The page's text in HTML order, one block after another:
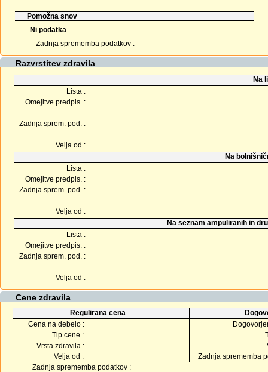
Pomožna snov
Ni podatka
Zadnja sprememba podatkov :
Razvrstitev zdravila
Na
Lista :
Omejitve predpis. :
Zadnja sprem. pod. :
Velja od :
Na
Lista :
Omejitve predpis. :
Zadnja sprem. pod. :
Velja od :
Na seznam ampuliranih in
Lista :
Omejitve predpis. :
Zadnja sprem. pod. :
Velja od :
Cene zdravila
Regulirana cena
Cena na debelo :
Tip cene :
Vrsta zdravila :
Velja od :
Zadnja sprememba
Zadnja sprememba podatkov :